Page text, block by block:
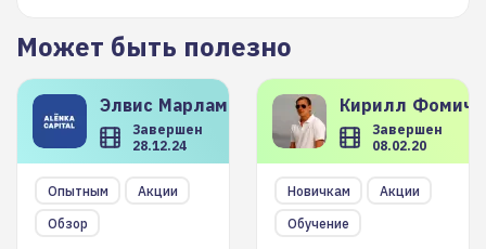
Может быть полезно
Элвис Марламов
Завершен
28.12.24
Опытным
Акции
Обзор
Кирилл
Завершен
08.02.20
Новичкам
Акции
Обучение